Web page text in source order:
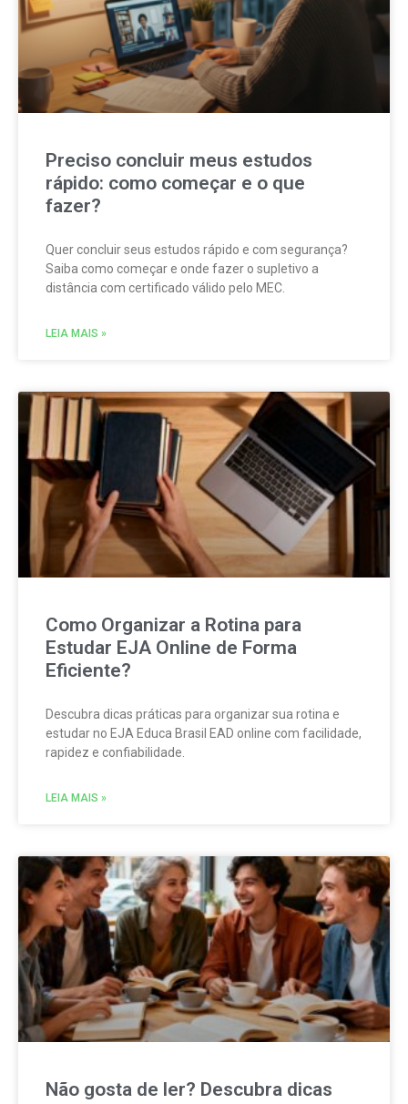
Preciso concluir meus estudos
rápido: como começar e o que
fazer?
Quer concluir seus estudos rápido e com segurança?
Saiba como começar e onde fazer o supletivo a
distância com certificado válido pelo MEC.
LEIA MAIS »
Como Organizar a Rotina para
Estudar EJA Online de Forma
Eficiente?
Descubra dicas práticas para organizar sua rotina e
estudar no EJA Educa Brasil EAD online com facilidade,
rapidez e confiabilidade.
LEIA MAIS »
Não gosta de ler? Descubra dicas